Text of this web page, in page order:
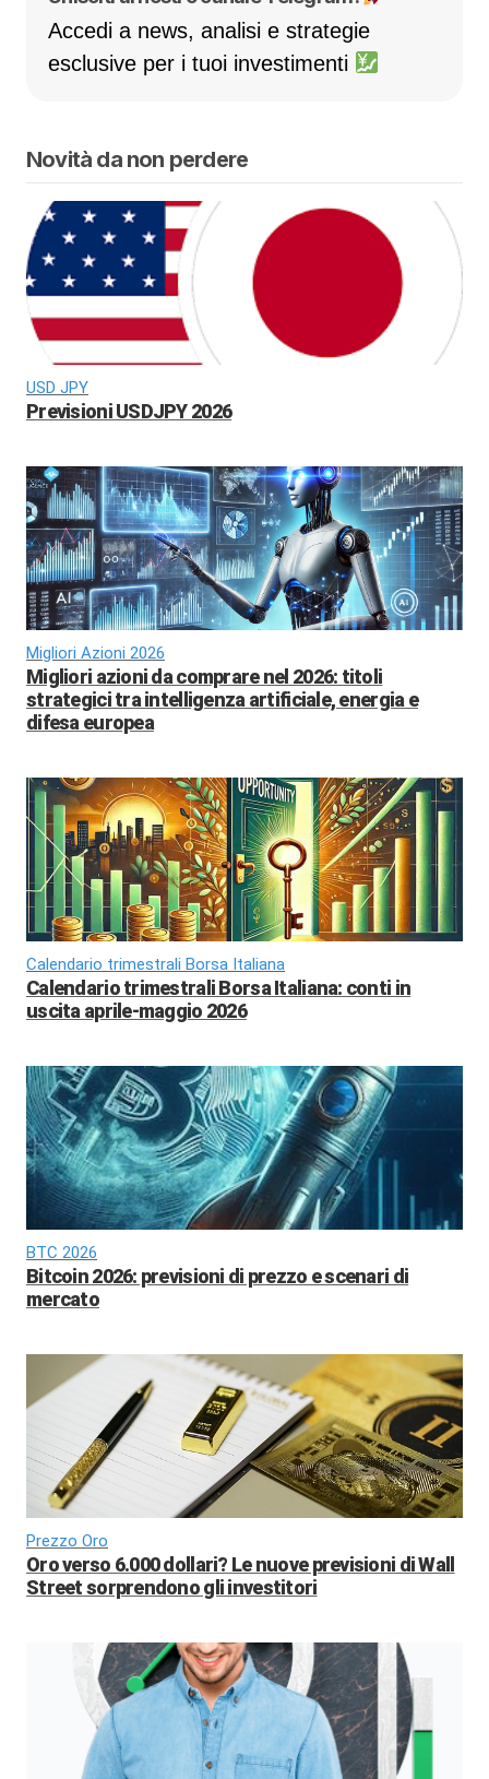
Accedi a news, analisi e strategie
esclusive per i tuoi investimenti
Novità da non perdere
USD JPY
Previsioni USDJPY 2026
Migliori Azioni 2026
Migliori azioni da comprare nel 2026: titoli
strategici tra intelligenza artificiale, energia e
difesa europea
Calendario trimestrali Borsa Italiana
Calendario trimestrali Borsa Italiana: conti in
uscita aprile-maggio 2026
BTC 2026
Bitcoin 2026: previsioni di prezzo e scenari di
mercato
Prezzo Oro
Oro verso 6.000 dollari? Le nuove previsioni di Wall
Street sorprendono gli investitori